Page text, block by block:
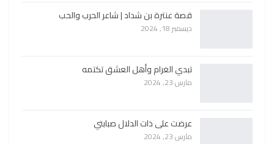
قصة عنترة بن شداد | شاعر الحرب والحب
ديسمبر 18, 2024
تبدي الغرام وأهل العشق تكتمه
مارس 23, 2024
عرضت على ذات الدلال صبابتي
مارس 23, 2024